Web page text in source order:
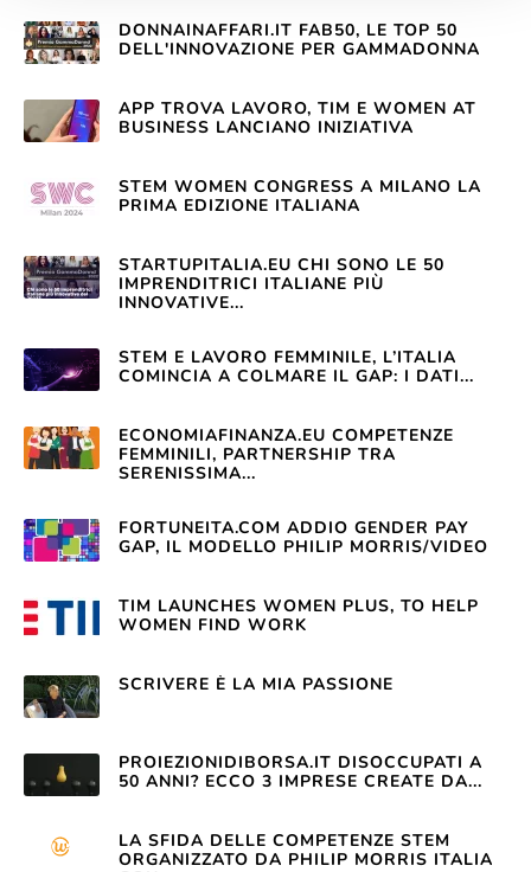
DONNAINAFFARI.IT FAB50, LE TOP 50
DELL'INNOVAZIONE PER GAMMADONNA
APP TROVA LAVORO, TIM E WOMEN AT
BUSINESS LANCIANO INIZIATIVA
STEM WOMEN CONGRESS A MILANO LA
PRIMA EDIZIONE ITALIANA
STARTUPITALIA.EU CHI SONO LE 50
IMPRENDITRICI ITALIANE PIÙ
INNOVATIVE...
STEM E LAVORO FEMMINILE, L’ITALIA
COMINCIA A COLMARE IL GAP: I DATI...
ECONOMIAFINANZA.EU COMPETENZE
FEMMINILI, PARTNERSHIP TRA
SERENISSIMA...
FORTUNEITA.COM ADDIO GENDER PAY
GAP, IL MODELLO PHILIP MORRIS/VIDEO
TIM LAUNCHES WOMEN PLUS, TO HELP
WOMEN FIND WORK
SCRIVERE È LA MIA PASSIONE
PROIEZIONIDIBORSA.IT DISOCCUPATI A
50 ANNI? ECCO 3 IMPRESE CREATE DA...
LA SFIDA DELLE COMPETENZE STEM
ORGANIZZATO DA PHILIP MORRIS ITALIA